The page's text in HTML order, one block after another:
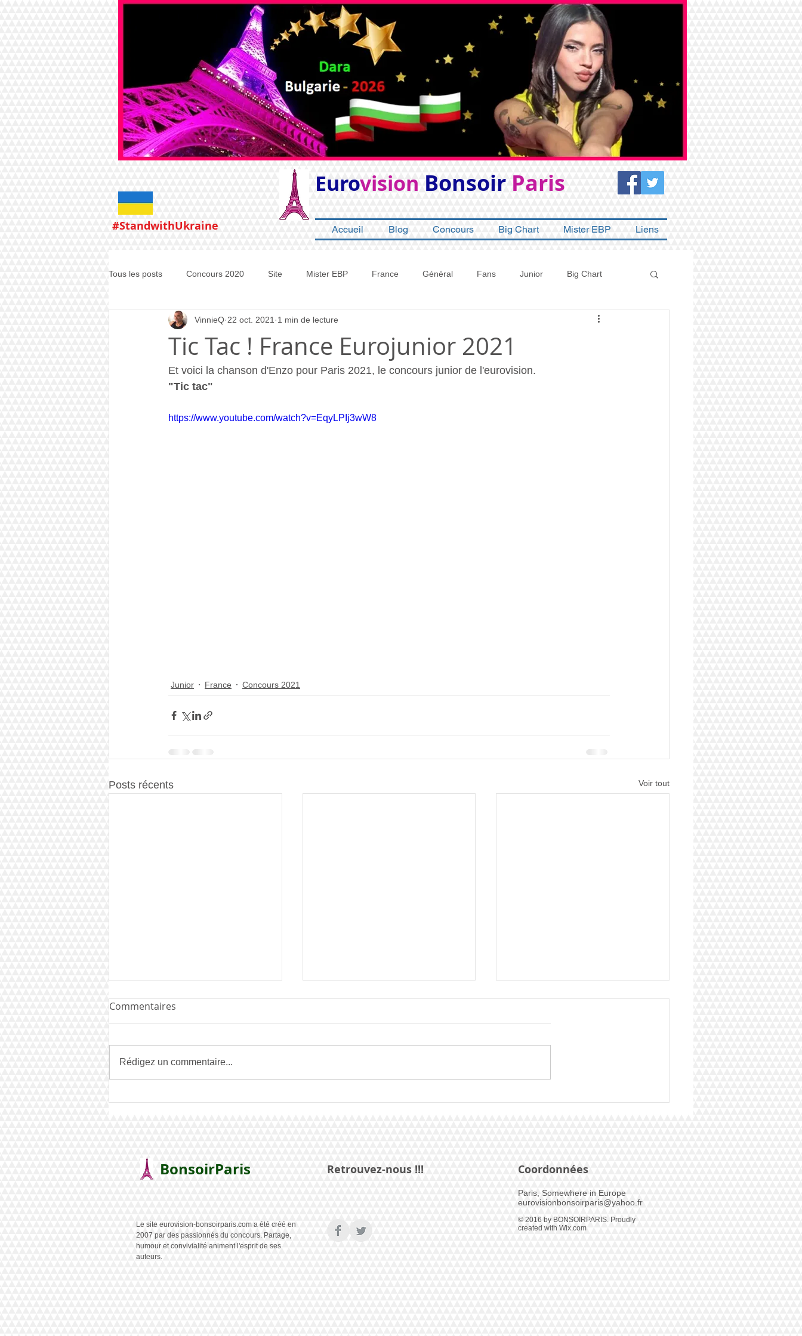
#StandwithUkraine
Eurovision Bonsoir Paris
Accueil Blog Concours Big Chart Mister EBP Liens
Tous les posts Concours 2020 Site Mister EBP France Général Fans Junior Big Chart
Concours 2021 Concours 2022 Concours 2023 Concours 2026
Tic Tac ! France Eurojunior 2021
VinnieQ 22 oct. 2021 1 min de lecture
Et voici la chanson d'Enzo pour Paris 2021, le concours junior de l'eurovision.
"Tic tac"
https://www.youtube.com/watch?v=EqyLPIj3wW8
Junior France Concours 2021
Posts récents Voir tout
Monroe pour la France
Commentaires
Rédigez un commentaire...
BonsoirParis Retrouvez-nous !!!
Le site eurovision-bonsoirparis.com a été créé en
2007 par des passionnés du concours. Partage,
humour et convivialité animent l'esprit de ses
auteurs.
Coordonnées
Paris, Somewhere in Europe​
eurovisionbonsoirparis@yahoo.fr
© 2016 by BONSOIRPARIS. Proudly
created with Wix.com